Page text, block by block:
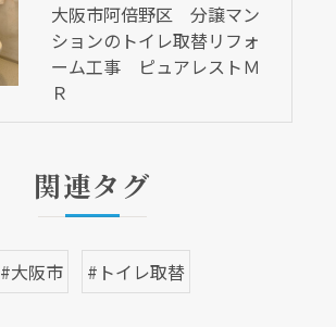
大阪市阿倍野区 分譲マン
ションのトイレ取替リフォ
ーム工事 ピュアレストＭ
Ｒ
関連タグ
#大阪市 #トイレ取替